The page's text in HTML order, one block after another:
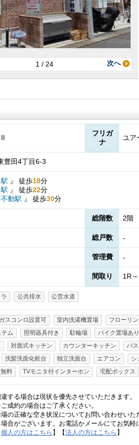
1 / 24 次へ
フリガ
ナ
ユア
豊田4丁目6-3
』 徒歩18分
』 徒歩22分
動駅 』 徒歩30分
総階数 2
総戸数 -
管理費 -
間取り 1R
公共排水 公営水道
ガスコンロ設置可 室内洗濯機置場
フローリ
ム
照明器具付き 駐輪場
バイク置場あり
対面式キッチン カウンターキッチン
バ
洗髪洗面化粧台 独立洗面台 エアコン
シ
料
TVモニタ付インターホン 宅配ボックス
する場合は現状を優先させていただきます。
成約の場合はご了承ください。
の正確な空き状況についてお問い合わせいた
合がございます。お電話かメールにてお気軽
個人の方はこちら 】【法人の方はこちら 】